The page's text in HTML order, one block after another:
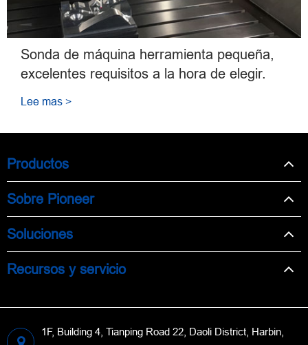
Sonda de máquina herramienta pequeña,
excelentes requisitos a la hora de elegir.
Lee mas >
Productos
Sobre Pioneer
Soluciones
Recursos y servicio
1F, Building 4, Tianping Road 22, Daoli District, Harbin,